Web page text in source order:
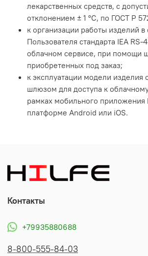
лекарственных средств, с
отклонением ± 1 °С, по ГОСТ Р
к организации работы изделий в
Пользователя стандарта IEA
облачном сервисе, при помощи
приобретенных под заказ;
к эксплуатации модели изделия
шлюзом для доступа к
рамках мобильного
платформе Android или iOS.
Контакты
+79935880688
8-800-555-84-03